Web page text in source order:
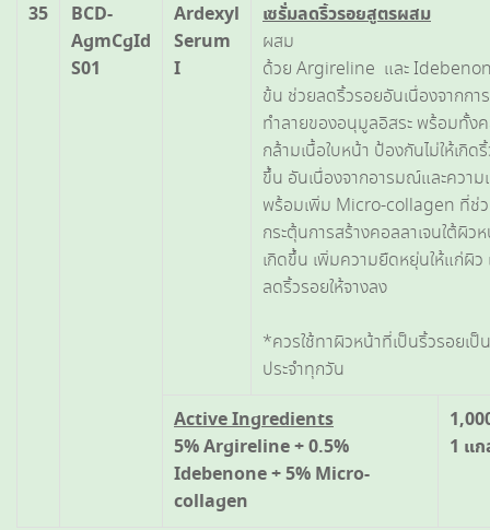
35
BCD-
AgmCgId
S01
Ardexyl
Serum
I
เซรั่มลดริ้วรอยสูตรผสม
ผสม
ด้วย Argireline และ
ข้น ช่วยลดริ้วรอยอันเนื่องจากการ
ทำลายของอนุมูลอิสระ พร้อมทั้ง
กล้ามเนื้อใบหน้า ป้องกันไม่ให้เกิด
ขึ้น อันเนื่องจากอารมณ์และความ
พร้อมเพิ่ม Micro-collagen ที่ช่
กระตุ้นการสร้างคอลลาเจนใต้ผิวห
เกิดขึ้น เพิ่มความยืดหยุ่นให้แก่ผิว
ลดริ้วรอยให้จางลง
*ควรใช้ทาผิวหน้าที่เป็นริ้วรอยเป็น
ประจำทุกวัน
Active Ingredients
5% Argireline + 0.5%
Idebenone + 5% Micro-
collagen
1 แ